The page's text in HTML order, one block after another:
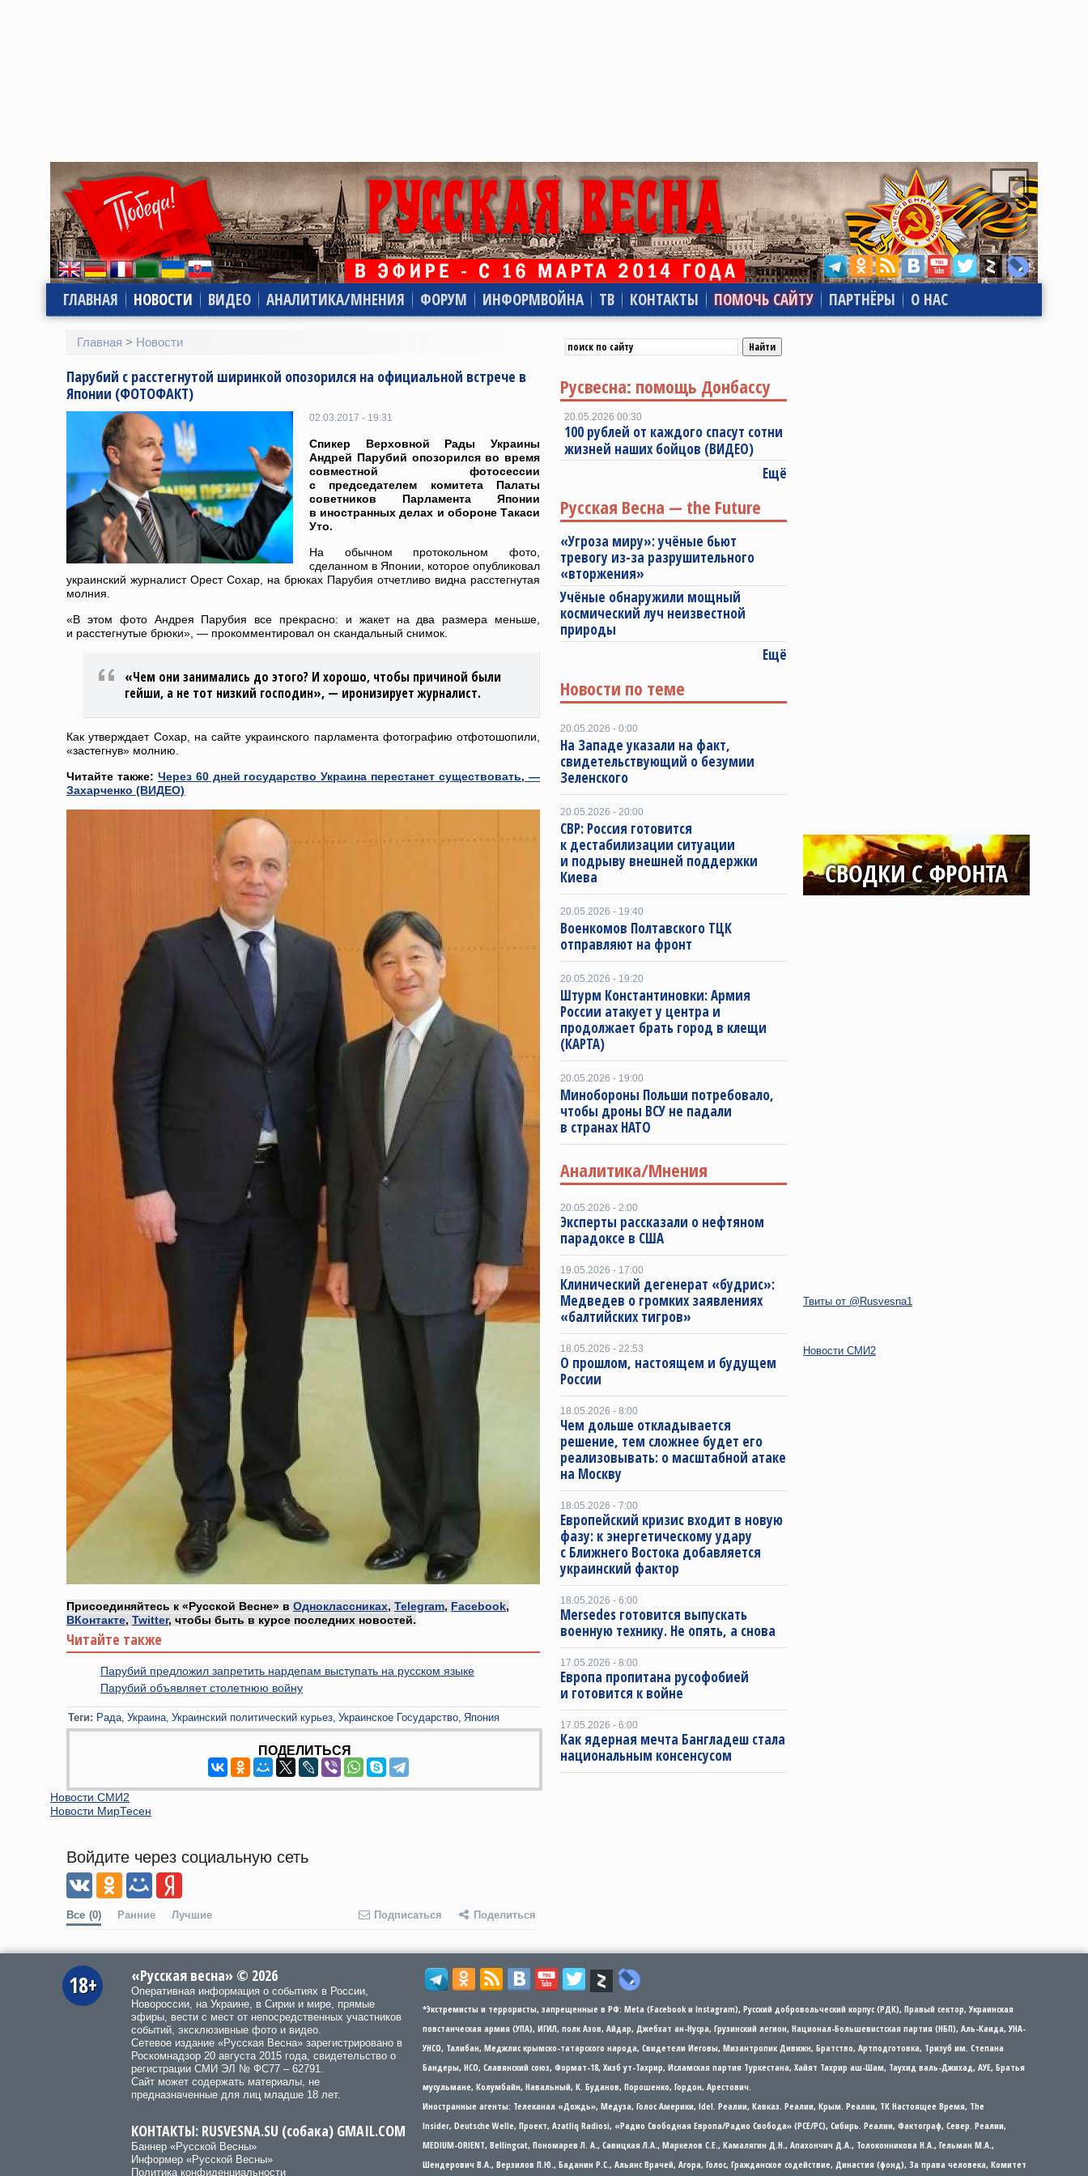
ГЛАВНАЯ НОВОСТИ ВИДЕО АНАЛИТИКА/МНЕНИЯ ФОРУМ ИНФОРМВОЙНА ТВ КОНТАКТЫ ПОМОЧЬ САЙТУ ПАРТНЁРЫ О НАС
Главная > Новости
Парубий с расстегнутой ширинкой опозорился на официальной встрече в
Японии (ФОТОФАКТ)
02.03.2017 - 19:31
Спикер Верховной Рады Украины
Андрей Парубий опозорился во время
совместной фотосессии
с председателем комитета Палаты
советников Парламента Японии
в иностранных делах и обороне Такаси
Уто.
На обычном протокольном фото,
сделанном в Японии, которое опубликовал
украинский журналист Орест Сохар, на брюках Парубия отчетливо видна расстегнутая
молния.
«В этом фото Андрея Парубия все прекрасно: и жакет на два размера меньше,
и расстегнутые брюки», — прокомментировал он скандальный снимок.
«Чем они занимались до этого? И хорошо, чтобы причиной были
гейши, а не тот низкий господин», — иронизирует журналист.
Как утверждает Сохар, на сайте украинского парламента фотографию отфотошопили,
«застегнув» молнию.
Читайте также: Через 60 дней государство Украина перестанет существовать, —
Захарченко (ВИДЕО)
Присоединяйтесь к «Русской Весне» в Одноклассниках, Telegram, Facebook,
ВКонтакте, Twitter, чтобы быть в курсе последних новостей.
Читайте также
Парубий предложил запретить нардепам выступать на русском языке
Парубий объявляет столетнюю войну
Теги: Рада Украина Украинский политический курьез Украинское Государство Япония
ПОДЕЛИТЬСЯ
Новости СМИ2
Новости МирТесен
Войдите через социальную сеть
Все (0) Ранние Лучшие Подписаться Поделиться
Русвесна: помощь Донбассу
20.05.2026 00:30
100 рублей от каждого спасут сотни
жизней наших бойцов (ВИДЕО)
Ещё
Русская Весна — the Future
«Угроза миру»: учёные бьют
тревогу из-за разрушительного
«вторжения»
Учёные обнаружили мощный
космический луч неизвестной
природы
Ещё
Новости по теме
20.05.2026 - 0:00
На Западе указали на факт,
свидетельствующий о безумии
Зеленского
20.05.2026 - 20:00
СВР: Россия готовится
к дестабилизации ситуации
и подрыву внешней поддержки
Киева
20.05.2026 - 19:40
Военкомов Полтавского ТЦК
отправляют на фронт
20.05.2026 - 19:20
Штурм Константиновки: Армия
России атакует у центра и
продолжает брать город в клещи
(КАРТА)
20.05.2026 - 19:00
Минобороны Польши потребовало,
чтобы дроны ВСУ не падали
в странах НАТО
Аналитика/Мнения
20.05.2026 - 2:00
Эксперты рассказали о нефтяном
парадоксе в США
19.05.2026 - 17:00
Клинический дегенерат «будрис»:
Медведев о громких заявлениях
«балтийских тигров»
18.05.2026 - 22:53
О прошлом, настоящем и будущем
России
18.05.2026 - 8:00
Чем дольше откладывается
решение, тем сложнее будет его
реализовывать: о масштабной атаке
на Москву
18.05.2026 - 7:00
Европейский кризис входит в новую
фазу: к энергетическому удару
с Ближнего Востока добавляется
украинский фактор
18.05.2026 - 6:00
Mersedes готовится выпускать
военную технику. Не опять, а снова
17.05.2026 - 8:00
Европа пропитана русофобией
и готовится к войне
17.05.2026 - 6:00
Как ядерная мечта Бангладеш стала
национальным консенсусом
Твиты от @Rusvesna1
Новости СМИ2
18+ «Русская весна» © 2026
Оперативная информация о событиях в России,
Новороссии, на Украине, в Сирии и мире, прямые
эфиры, вести с мест от непосредственных участников
событий, эксклюзивные фото и видео.
Сетевое издание «Русская Весна» зарегистрировано в
Роскомнадзор 20 августа 2015 года, свидетельство о
регистрации СМИ ЭЛ № ФС77 – 62791.
Сайт может содержать материалы, не
предназначенные для лиц младше 18 лет.
КОНТАКТЫ: RUSVESNA.SU (собака) GMAIL.COM
Баннер «Русской Весны»
Информер «Русской Весны»
Политика конфиденциальности
*Экстремисты и террористы, запрещенные в РФ: Meta (Facebook и Instagram), Русский добровольческий корпус (РДК), Правый сектор, Украинская
повстанческая армия (УПА), ИГИЛ, полк Азов, Айдар, Джебхат ан-Нусра, Грузинский легион, Национал-Большевистская партия (НБП), Аль-Каида, УНА-
УНСО, Талибан, Меджлис крымско-татарского народа, Свидетели Иеговы, Мизантропик Дивижн, Братство, Артподготовка, Тризуб им. Степана
Бандеры​​, НСО, Славянский союз, Формат-18, Хизб ут-Тахрир, Исламская партия Туркестана, Хайят Тахрир аш-Шам, Таухид валь-Джихад, АУЕ, Братья
мусульмане, Колумбайн, Навальный, К. Буданов, Порошенко, Гордон, Арестович.
Иностранные агенты: Телеканал «Дождь», Медуза, Голос Америки, Idel. Реалии, Кавказ. Реалии, Крым. Реалии, ТК Настоящее Время, The
Insider, Deutsche Welle, Проект, Azatliq Radiosi, «Радио Свободная Европа/Радио Свобода» (PCE/PC), Сибирь. Реалии, Фактограф, Север. Реалии,
MEDIUM-ORIENT, Bellingcat, Пономарев Л. А., Савицкая Л.А., Маркелов С.Е., Камалягин Д.Н., Апахончич Д.А., Толоконникова Н.А., Гельман М.А.,
Шендерович В.А., Верзилов П.Ю., Баданин Р.С., Альянс Врачей, Агора, Голос, Гражданское содействие, Династия (фонд), За права человека, Комитет